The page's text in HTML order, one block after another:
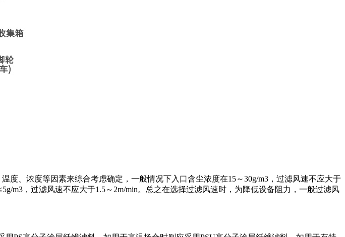
、浓度等因素来综合考虑确定，一般情况下入口含尘浓度在15～30g/m3，过滤风速不应大于
m3，过滤风速不应大于1.5～2m/min。总之在选择过滤风速时，为降低设备阻力，一般过滤风